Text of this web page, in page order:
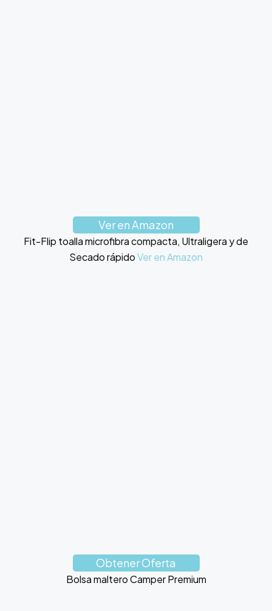
Ver en Amazon
Fit-Flip toalla microfibra compacta, Ultraligera y de
Secado rápidoVer en Amazon
Obtener Oferta
Bolsa maltero Camper Premium